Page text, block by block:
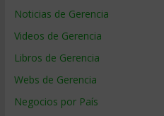
Noticias de Gerencia
Videos de Gerencia
Libros de Gerencia
Webs de Gerencia
Negocios por País